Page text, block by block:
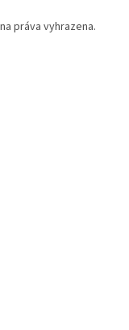
práva vyhrazena.